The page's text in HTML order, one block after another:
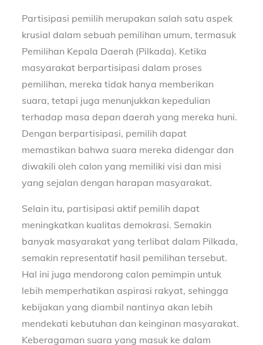
Partisipasi pemilih merupakan salah satu aspek
krusial dalam sebuah pemilihan umum, termasuk
Pemilihan Kepala Daerah (Pilkada). Ketika
masyarakat berpartisipasi dalam proses
pemilihan, mereka tidak hanya memberikan
suara, tetapi juga menunjukkan kepedulian
terhadap masa depan daerah yang mereka huni.
Dengan berpartisipasi, pemilih dapat
memastikan bahwa suara mereka didengar dan
diwakili oleh calon yang memiliki visi dan misi
yang sejalan dengan harapan masyarakat.
Selain itu, partisipasi aktif pemilih dapat
meningkatkan kualitas demokrasi. Semakin
banyak masyarakat yang terlibat dalam Pilkada,
semakin representatif hasil pemilihan tersebut.
Hal ini juga mendorong calon pemimpin untuk
lebih memperhatikan aspirasi rakyat, sehingga
kebijakan yang diambil nantinya akan lebih
mendekati kebutuhan dan keinginan masyarakat.
Keberagaman suara yang masuk ke dalam